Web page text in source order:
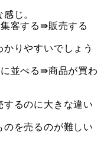
じ。
客する⇛販売する
りやすいでしょう
並べる⇛商品が買わ
するのに大きな違い
のを売るのが難しい